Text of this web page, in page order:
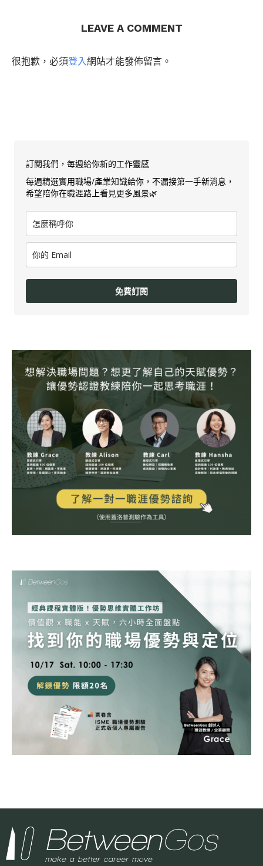
LEAVE A COMMENT
很抱歉，必須登入網站才能發佈留言。
訂閱我們，每週給你新的工作靈感
每週精選實用職場/產業知識給你，不漏接第一手新消息，
希望陪你在職涯路上看見更多風景🌿
免費訂閱